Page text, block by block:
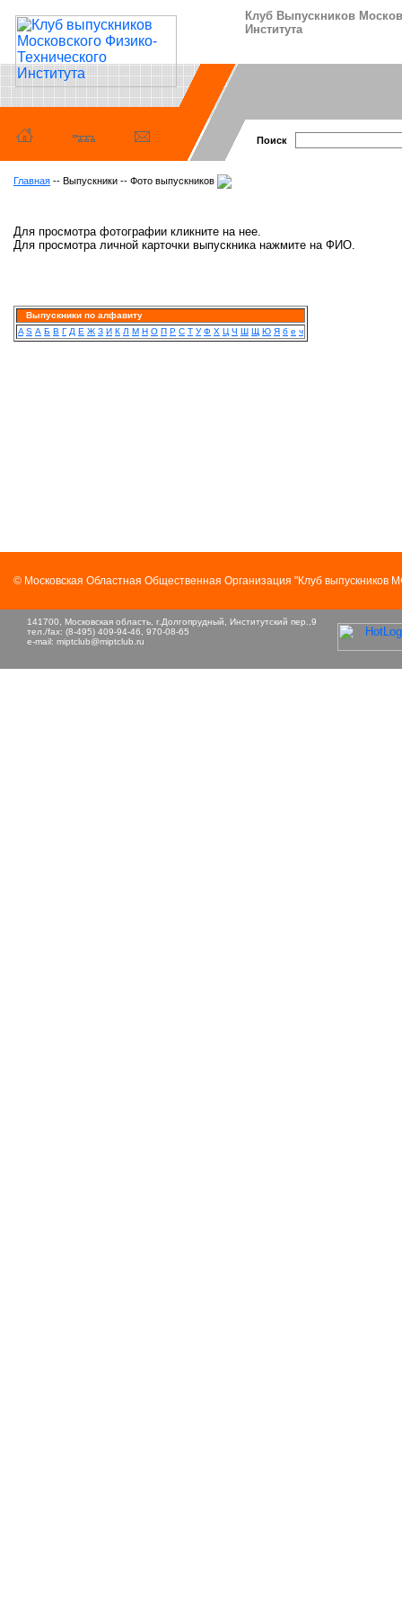
Клуб Выпускников
Института
Поиск
Главная -- Выпускники -- Фото выпускников
Для просмотра фотографии кликните на нее.
Для просмотра личной карточки выпускника нажмите на ФИО.
Выпускники по алфавиту
A S А Б В Г Д Е Ж З И К Л М Н О П Р С Т У Ф Х Ц Ч Ш Щ Ю Я б е ч
© Московская Областная Общественная Организация "Клуб выпускников
141700, Московская область, г.Долгопрудный, Институтский пер.,9
тел./fax: (8-495) 409-94-46, 970-08-65
e-mail: miptclub@miptclub.ru